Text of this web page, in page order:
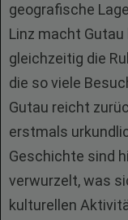
geografische
Linz macht
gleichzeitig die
die so viele
Gutau reicht
erstmals
Geschichte sind
verwurzelt, was
kulturellen